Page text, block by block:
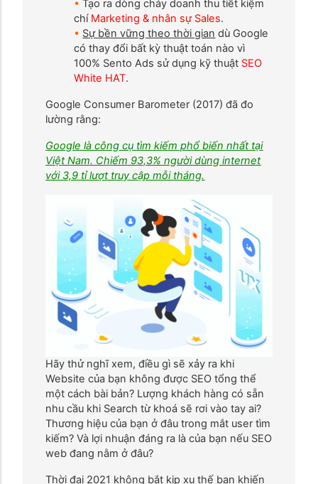
• Tạo ra dòng chảy doanh thu tiết kiệm
chí Marketing & nhân sự Sales.
• Sự bền vững theo thời gian dù Google
có thay đổi bất kỳ thuật toán nào vì
100% Sento Ads sử dụng kỹ thuật SEO
White HAT.
Google Consumer Barometer (2017) đã đo
lường rằng:
Google là công cụ tìm kiếm phổ biến nhất tại
Việt Nam. Chiếm 93,3% người dùng internet
với 3,9 tỉ lượt truy cập mỗi tháng.
Hãy thử nghĩ xem, điều gì sẽ xảy ra khi
Website của bạn không được SEO tổng thể
một cách bài bản? Lượng khách hàng có sẵn
nhu cầu khi Search từ khoá sẽ rơi vào tay ai?
Thương hiệu của bạn ở đâu trong mắt user tìm
kiếm? Và lợi nhuận đáng ra là của bạn nếu SEO
web đang nằm ở đâu?
Thời đại 2021 không bắt kịp xu thế bạn khiến